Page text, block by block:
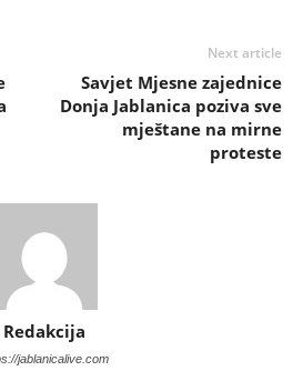
Next article
Savjet Mjesne zajednice
Donja Jablanica poziva sve
mještane na mirne
proteste
Redakcija
jablanicalive.com